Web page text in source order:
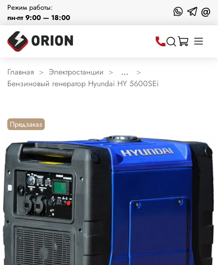
Режим работы:
пн-пт 9:00 — 18:00
@
Главная Электростанции
...
Бензиновый генератор Hyundai HY 5600SEi
Предзаказ